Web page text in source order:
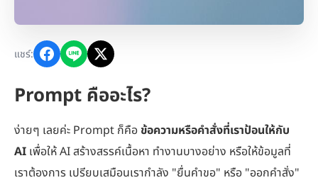
แชร์:
Prompt คืออะไร?
ง่ายๆ เลยค่ะ Prompt ก็คือข้อความหรือคำสั่งที่เราป้อนให้กับ
AI เพื่อให้ AI สร้างสรรค์เนื้อหา ทำงานบางอย่าง หรือให้ข้อมูลที่
เราต้องการ เปรียบเสมือนเรากำลัง "ยื่นคำขอ" หรือ "ออกคำสั่ง"